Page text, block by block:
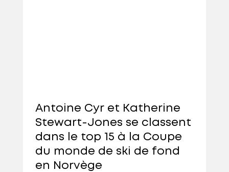
Antoine Cyr et Katherine
Stewart-Jones se classent
dans le top 15 à la Coupe
du monde de ski de fond
en Norvège